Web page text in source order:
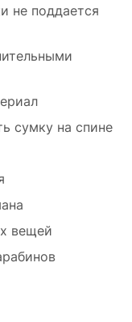
не поддается
сумку на спине
вещей